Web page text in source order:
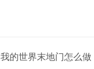
我的世界末地门怎么